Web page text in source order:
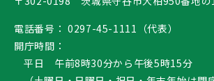
電話番号： 0297-45-1111（代表）
開庁時間：
平日 午前8時30分から午後5時15分